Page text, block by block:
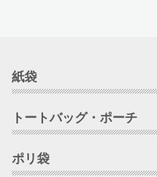
紙袋
トートバッグ・ポーチ
ポリ袋